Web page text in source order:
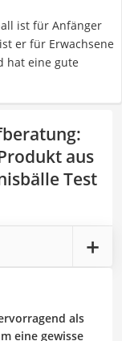
ist für Anfänger
er für Erwachsene
hat eine gute
:
aus
Test
als
eine gewisse